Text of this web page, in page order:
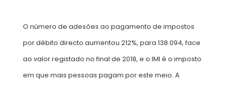
O número de adesões ao pagamento de impostos
por débito directo aumentou 212%, para 138.094, face
ao valor registado no final de 2018, e o IMI é o imposto
em que mais pessoas pagam por este meio. A